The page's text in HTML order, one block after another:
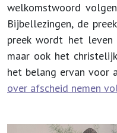
welkomstwoord
Bijbellezingen, de
preek wordt het leven
maar ook het
het belang ervan voor
over afscheid nemen